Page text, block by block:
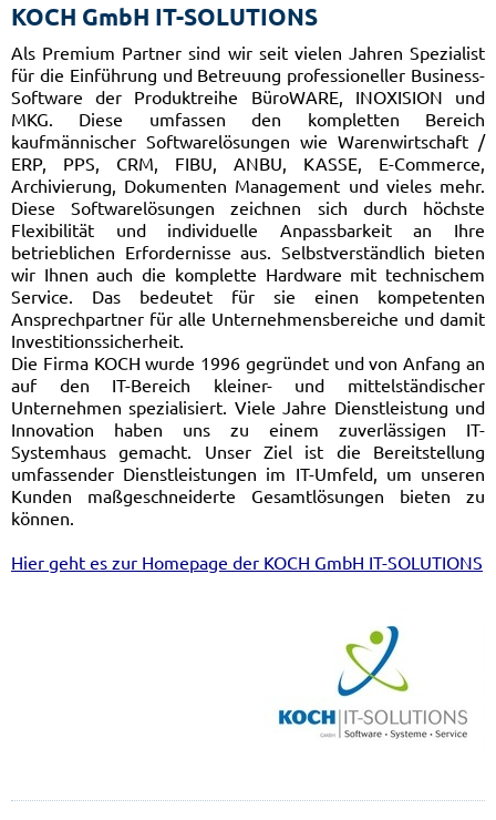
KOCH GmbH IT-SOLUTIONS
Als Premium Partner sind wir seit vielen Jahren Spezialist
für die Einführung und Betreuung professioneller Business-
Software der Produktreihe BüroWARE, INOXISION und
MKG. Diese umfassen den kompletten Bereich
kaufmännischer Softwarelösungen wie Warenwirtschaft /
ERP, PPS, CRM, FIBU, ANBU, KASSE, E-Commerce,
Archivierung, Dokumenten Management und vieles mehr.
Diese Softwarelösungen zeichnen sich durch höchste
Flexibilität und individuelle Anpassbarkeit an Ihre
betrieblichen Erfordernisse aus. Selbstverständlich bieten
wir Ihnen auch die komplette Hardware mit technischem
Service. Das bedeutet für sie einen kompetenten
Ansprechpartner für alle Unternehmensbereiche und damit
Investitionssicherheit.
Die Firma KOCH wurde 1996 gegründet und von Anfang an
auf den IT-Bereich kleiner- und mittelständischer
Unternehmen spezialisiert. Viele Jahre Dienstleistung und
Innovation haben uns zu einem zuverlässigen IT-
Systemhaus gemacht. Unser Ziel ist die Bereitstellung
umfassender Dienstleistungen im IT-Umfeld, um unseren
Kunden maßgeschneiderte Gesamtlösungen bieten zu
können.
Hier geht es zur Homepage der KOCH GmbH IT-SOLUTIONS